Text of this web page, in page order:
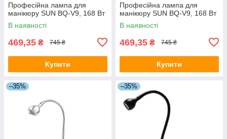
Професійна лампа для
манікюру SUN BQ-V9, 168 Вт
В наявності
469,35 ₴ 745 ₴
Купити
Професійна лампа для
манікюру SUN BQ-V9, 168 Вт
В наявності
469,35 ₴ 745 ₴
Купити
–35% –35%